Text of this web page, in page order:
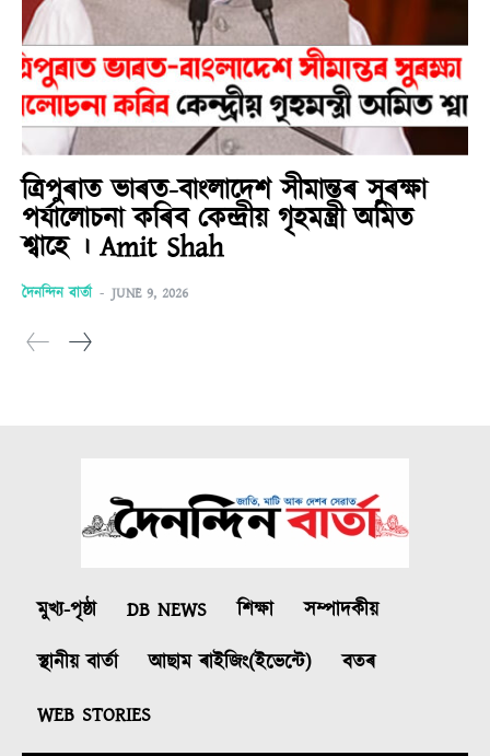
ত্ৰিপুৰাত ভাৰত-বাংলাদেশ সীমান্তৰ সুৰক্ষা
পৰ্যালোচনা কৰিব কেন্দ্ৰীয় গৃহমন্ত্ৰী অমিত
শ্বাহে । Amit Shah
দৈনন্দিন বাৰ্তা - JUNE 9, 2026
মুখ্য-পৃষ্ঠা DB NEWS শিক্ষা
সম্পাদকীয়
স্থানীয় বাৰ্তা
আছাম ৰাইজিং(ইভেন্টে)
বতৰ
WEB STORIES